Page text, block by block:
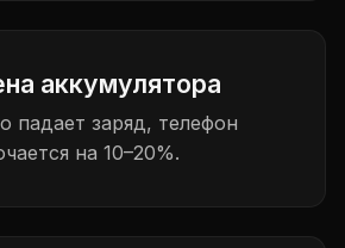
аккумулятора
падает заряд, телефон
на 10–20%.